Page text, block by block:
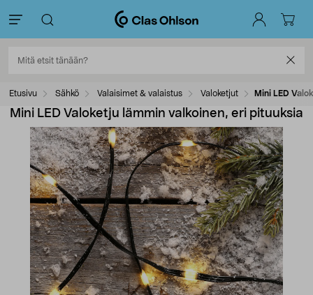
Etusivu Sähkö Valaisimet & valaistus Valoketjut Mini LED
Mini LED Valoketju lämmin valkoinen, eri pituuksia